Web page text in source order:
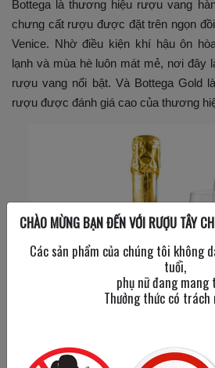
Bottega là thương hiệu rượu vang
chưng cất rượu được đặt trên ngọn
Venice. Nhờ điều kiện khí hậu ôn
lạnh và mùa hè luôn mát mẻ, nơi đây
rượu vang nổi bật. Và Bottega Gold
rượu được đánh giá cao của thương
CHÀO MỪNG BẠN ĐẾN VỚI RƯỢU TÂY
Các sản phẩm của chúng tôi không
tuổi,
phụ nữ đang mang
Thưởng thức có trách